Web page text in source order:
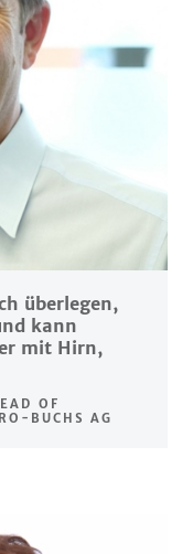
überlegen,
kann
mit Hirn,
OF
BUCHS AG